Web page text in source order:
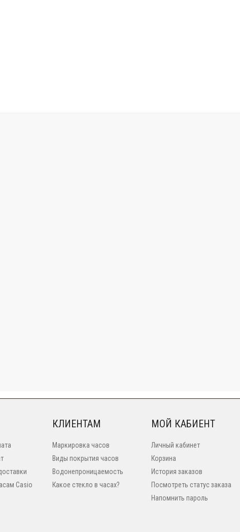
Casio
КЛИЕНТАМ
Маркировка часов
Виды покрытия часов
Водонепроницаемость
Какое стекло в часах?
МОЙ КАБИЕНТ
Личный кабинет
Корзина
История заказов
Посмотреть статус заказа
Напомнить пароль